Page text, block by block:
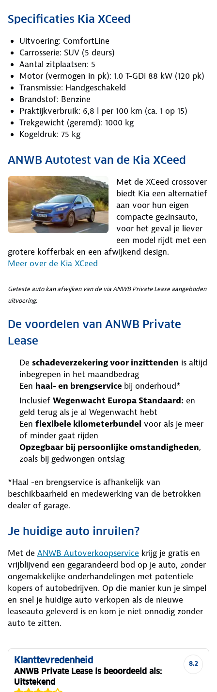
Specificaties Kia XCeed
Uitvoering: ComfortLine
Carrosserie: SUV (5 deurs)
Aantal zitplaatsen: 5
Motor (vermogen in pk): 1.0 T-GDi 88 kW (120 pk)
Transmissie: Handgeschakeld
Brandstof: Benzine
Praktijkverbruik: 6,8 l per 100 km (ca. 1 op 15)
Trekgewicht (geremd): 1000 kg
Kogeldruk: 75 kg
ANWB Autotest van de Kia XCeed
Met de XCeed crossover
biedt Kia een alternatief
aan voor hun eigen
compacte gezinsauto,
voor het geval je liever
een model rijdt met een
grotere kofferbak en een afwijkend design.
Meer over de Kia XCeed
Geteste auto kan afwijken van de via ANWB Private Lease aangeboden
uitvoering.
De voordelen van ANWB Private
Lease
De schadeverzekering voor inzittenden is altijd
inbegrepen in het maandbedrag
Een haal- en brengservice bij onderhoud*
Inclusief Wegenwacht Europa Standaard: en
geld terug als je al Wegenwacht hebt
Een flexibele kilometerbundel voor als je meer
of minder gaat rijden
Opzegbaar bij persoonlijke omstandigheden,
zoals bij gedwongen ontslag
*Haal -en brengservice is afhankelijk van
beschikbaarheid en medewerking van de betrokken
dealer of garage.
Je huidige auto inruilen?
Met de ANWB Autoverkoopservice krijg je gratis en
vrijblijvend een gegarandeerd bod op je auto, zonder
ongemakkelijke onderhandelingen met potentiele
kopers of autobedrijven. Op die manier kun je simpel
en snel je huidige auto verkopen als de nieuwe
leaseauto geleverd is en kom je niet onnodig zonder
auto te zitten.
8,2
Klanttevredenheid
ANWB Private Lease is beoordeeld als:
Uitstekend